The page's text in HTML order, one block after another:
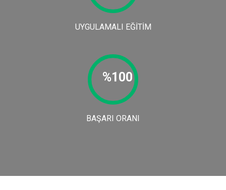
UYGULAMALI EĞITIM
%100
BAŞARI ORANI